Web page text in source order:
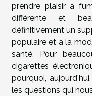
prendre plaisir à
différente et
définitivement un
populaire et à la
santé. Pour
cigarettes
pourquoi,
les questions qui